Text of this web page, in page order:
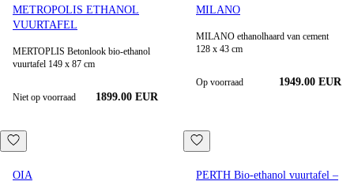
METROPOLIS ETHANOL
VUURTAFEL
MERTOPLIS Betonlook bio-ethanol
vuurtafel 149 x 87 cm
Niet op voorraad 1899.00 EUR
MILANO
MILANO ethanolhaard van cement
128 x 43 cm
Op voorraad 1949.00 EUR
OIA
PERTH Bio-ethanol vuurtafel –